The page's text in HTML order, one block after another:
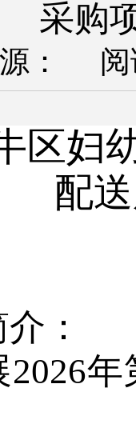
采购
： 阅
区妇
配
：
2026年